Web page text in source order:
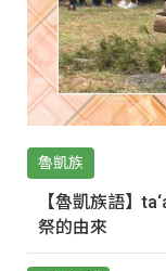
魯凱族
【魯凱族語】
祭的由來